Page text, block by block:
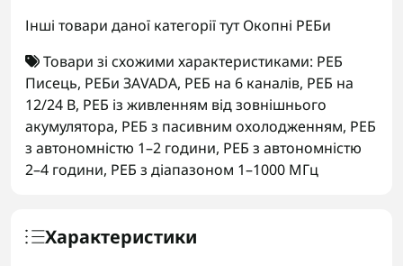
Інші товари даної категорії тутОкопні РЕБи
Товари зі схожими характеристиками: РЕБ
Писець, РЕБи ЗАVADA, РЕБ на 6 каналів, РЕБ на
12/24 В, РЕБ із живленням від зовнішнього
акумулятора, РЕБ з пасивним охолодженням, РЕБ
з автономністю 1–2 години, РЕБ з автономністю
2–4 години, РЕБ з діапазоном 1–1000 МГц
Характеристики